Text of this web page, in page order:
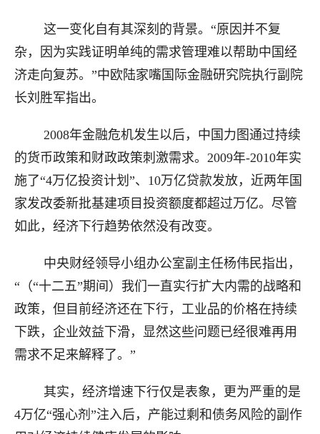
这一变化自有其深刻的背景。“原因并不复
杂，因为实践证明单纯的需求管理难以帮助中国经
济走向复苏。”中欧陆家嘴国际金融研究院执行副院
长刘胜军指出。
2008年金融危机发生以后，中国力图通过持续
的货币政策和财政政策刺激需求。2009年-2010年实
施了“4万亿投资计划”、10万亿贷款发放，近两年国
家发改委新批基建项目投资额度都超过万亿。尽管
如此，经济下行趋势依然没有改变。
中央财经领导小组办公室副主任杨伟民指出，
“（“十二五”期间）我们一直实行扩大内需的战略和
政策，但目前经济还在下行，工业品的价格在持续
下跌，企业效益下滑，显然这些问题已经很难再用
需求不足来解释了。”
其实，经济增速下行仅是表象，更为严重的是
4万亿“强心剂”注入后，产能过剩和债务风险的副作